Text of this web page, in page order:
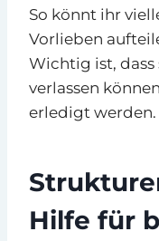
So könnt ihr
Vorlieben
Wichtig ist,
verlassen
erledigt werden.
Hilfe für